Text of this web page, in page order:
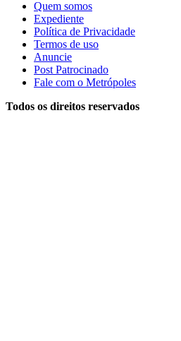
Quem somos
Expediente
Política de Privacidade
Termos de uso
Anuncie
Post Patrocinado
Fale com o Metrópoles
Todos os direitos reservados